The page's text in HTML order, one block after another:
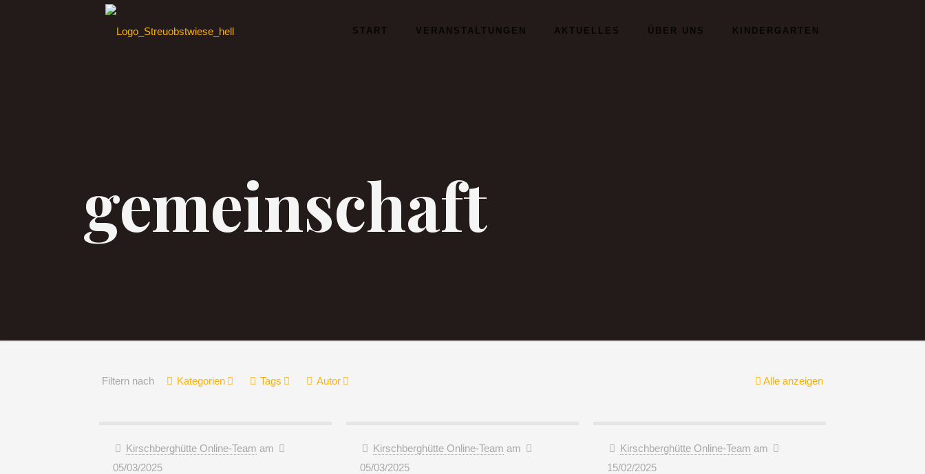
START VERANSTALTUNGEN AKTUELLES ÜBER UNS KINDERGARTEN
gemeinschaft
Filtern nach Kategorien Tags Autor Alle anzeigen
Kirschberghütte Online-Team am
05/03/2025
Kirschberghütte Online-Team am
05/03/2025
Kirschberghütte Online-Team am
15/02/2025